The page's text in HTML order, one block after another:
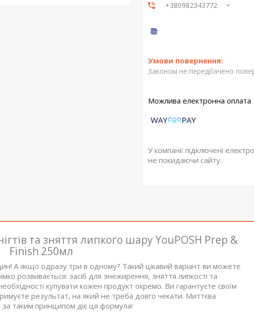
+380982343772
Законом не передбачено
У компанії підключені
не покидаючи сайту.
та зняття липкого шару YouPOSH Prep &
Finish 250мл
А якщо одразу три в одному? Такий цікавий варіант ви можете
розвивається: засіб для знежирення, зняття липкості та
купувати кожен продукт окремо. Ви гарантуєте своїм
результат, на який не треба довго чекати. Миттєва
таким принципом діє ця формула!